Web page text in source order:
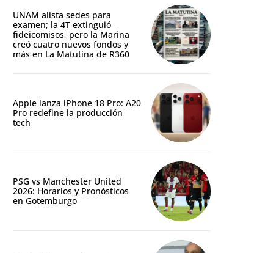
UNAM alista sedes para
examen; la 4T extinguió
fideicomisos, pero la Marina
creó cuatro nuevos fondos y
más en La Matutina de R360
Apple lanza iPhone 18 Pro: A20
Pro redefine la producción
tech
PSG vs Manchester United
2026: Horarios y Pronósticos
en Gotemburgo